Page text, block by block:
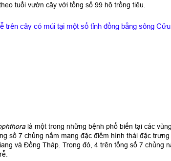
tuổi vườn cây với tổng số 99 hộ trồng tiêu.
trên cây có múi tại một số tỉnh đồng bằng sông Cửu
là một trong những bệnh phổ biến tại các vùng
số 7 chủng nấm mang đặc điểm hình thái đặc trưng
và Đồng Tháp. Trong đó, 4 trên tổng số 7 chủng